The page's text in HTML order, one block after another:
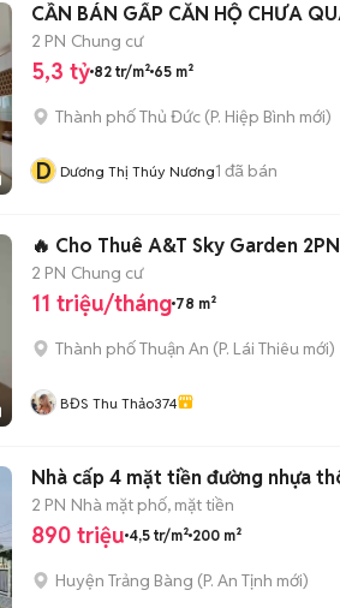
CẦN BÁN GẤP CĂN HỘ CHƯA
2 PN Chung cư
5,3 tỷ 82 tr/m² 65 m²
Thành phố Thủ Đức (P. Hiệp Bình mới)
D Dương Thị Thúy Nương1 đã bán
🔥 Cho Thuê A&T Sky Garden
2 PN Chung cư
11 triệu/tháng 78 m²
Thành phố Thuận An (P. Lái Thiêu mới)
BĐS Thu Thảo374
Nhà cấp 4 mặt tiền đường nhựa
2 PN Nhà mặt phố, mặt tiền
890 triệu 4,5 tr/m² 200 m²
Huyện Trảng Bàng (P. An Tịnh mới)